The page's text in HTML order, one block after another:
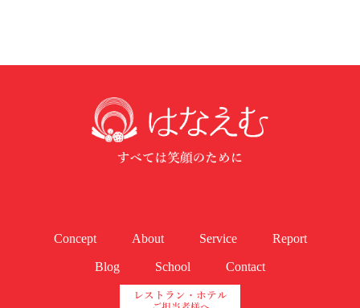
Concept About Service Report
Blog School Contact